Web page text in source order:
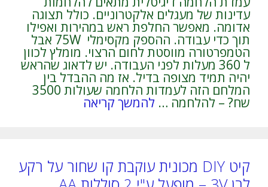
עדינות של מעגלים אלקטרוניים. כולל תצוגה
אדומה. מאפשר החלפת ראש במהירות ואפילו
תוך כדי עבודה. ההספק מקסימלי 75W אבל
הטמפרטורה מווסטת לחום הרצוי. מומלץ לכוון
ל 360 מעלות לפני העבודה. יש לדאוג שהראש
יהיה תמיד מצופה בדיל. אז מה ההבדל בין
המלחם הזה לעמדות הלחמה שעולות 3500
שח? – להלחמה … להמשך קריאה
קיט DIY מכונית עוקבת קו שחור על רקע